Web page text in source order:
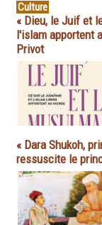
Culture
« Dieu, le Juif et
l'islam apportent
Privot
« Dara Shukoh,
ressuscite le